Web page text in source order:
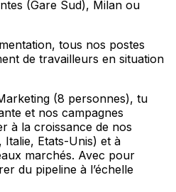
(Gare Sud), Milan ou
tous nos postes
de travailleurs en situation
(8 personnes), tu
et nos campagnes
à la croissance de nos
Etats-Unis) et à
marchés. Avec pour
du pipeline à l’échelle